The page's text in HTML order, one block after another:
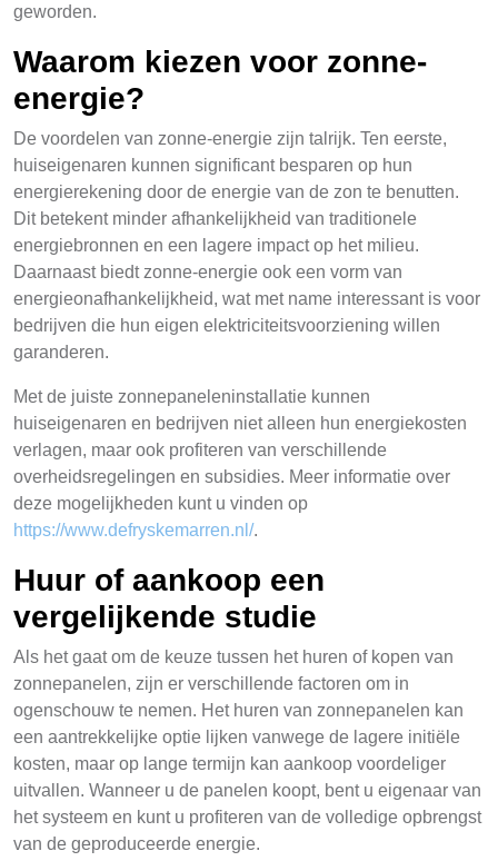
geworden.
Waarom kiezen voor zonne-
energie?
De voordelen van zonne-energie zijn talrijk. Ten eerste,
huiseigenaren kunnen significant besparen op hun
energierekening door de energie van de zon te benutten.
Dit betekent minder afhankelijkheid van traditionele
energiebronnen en een lagere impact op het milieu.
Daarnaast biedt zonne-energie ook een vorm van
energieonafhankelijkheid, wat met name interessant is voor
bedrijven die hun eigen elektriciteitsvoorziening willen
garanderen.
Met de juiste zonnepaneleninstallatie kunnen
huiseigenaren en bedrijven niet alleen hun energiekosten
verlagen, maar ook profiteren van verschillende
overheidsregelingen en subsidies. Meer informatie over
deze mogelijkheden kunt u vinden op
https://www.defryskemarren.nl/.
Huur of aankoop een
vergelijkende studie
Als het gaat om de keuze tussen het huren of kopen van
zonnepanelen, zijn er verschillende factoren om in
ogenschouw te nemen. Het huren van zonnepanelen kan
een aantrekkelijke optie lijken vanwege de lagere initiële
kosten, maar op lange termijn kan aankoop voordeliger
uitvallen. Wanneer u de panelen koopt, bent u eigenaar van
het systeem en kunt u profiteren van de volledige opbrengst
van de geproduceerde energie.